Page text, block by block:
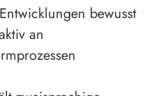
bewusst
an